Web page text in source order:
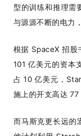
型的训练和推理需
与源源不断的电力
根据 SpaceX 招股
101 亿美元的资本
占 10 亿美元，
施上的开支高达 77
而马斯克更长远的